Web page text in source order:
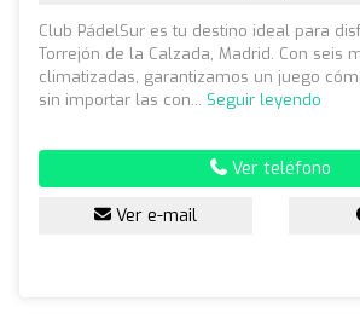
Club PádelSur es tu destino ideal para
Torrejón de la Calzada, Madrid. Con seis
climatizadas, garantizamos un juego
sin importar las con... Seguir leyendo
Ver teléfono
Ver e-mail